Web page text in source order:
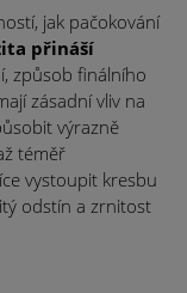
jak pačokování
přináší
způsob finálního
zásadní vliv na
výrazně
téměř
vystoupit kresbu
odstín a zrnitost